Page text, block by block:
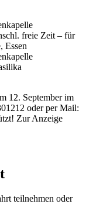
freie Zeit – für
Essen
12. September im
oder per Mail:
Zur Anzeige
teilnehmen oder